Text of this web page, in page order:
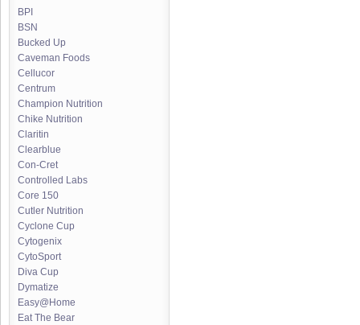
BPI
BSN
Bucked Up
Caveman Foods
Cellucor
Centrum
Champion Nutrition
Chike Nutrition
Claritin
Clearblue
Con-Cret
Controlled Labs
Core 150
Cutler Nutrition
Cyclone Cup
Cytogenix
CytoSport
Diva Cup
Dymatize
Easy@Home
Eat The Bear